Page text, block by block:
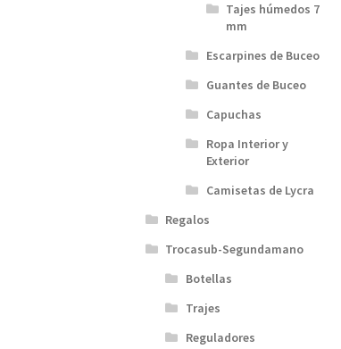
Tajes húmedos 7
mm
Escarpines de Buceo
Guantes de Buceo
Capuchas
Ropa Interior y
Exterior
Camisetas de Lycra
Regalos
Trocasub-Segundamano
Botellas
Trajes
Reguladores